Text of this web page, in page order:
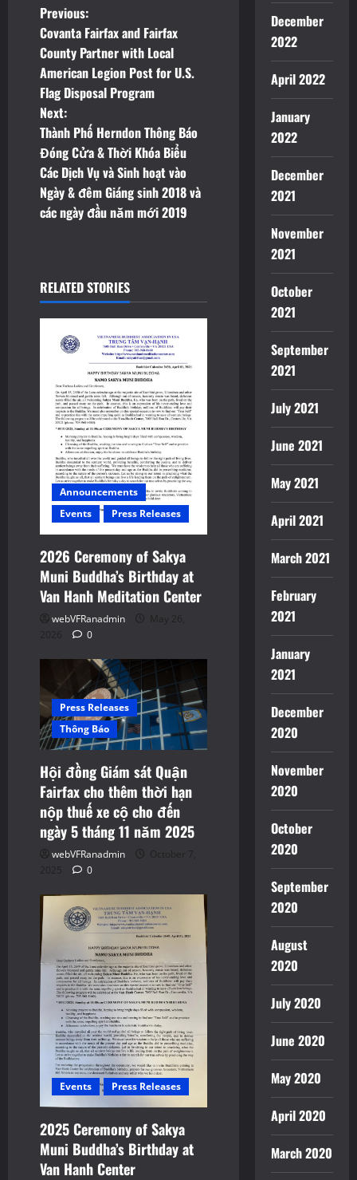
P
o
s
t
n
a
v
g
a
Previous:
Covanta Fairfax and Fairfax
County Partner with Local
American Legion Post for U.S.
Flag Disposal Program
Next:
Thành Phố Herndon Thông Báo
Đóng Cửa & Thời Khóa Biểu
Các Dịch Vụ và Sinh hoạt vào
Ngày & đêm Giáng sinh 2018 và
các ngày đầu năm mới 2019
RELATED STORIES
Announcements
Events
Press Releases
2026 Ceremony of Sakya
Muni Buddha’s Birthday at
Van Hanh Meditation Center
webVFRanadmin
May 26,
2026
0
Press Releases
Thông Báo
Hội đồng Giám sát Quận
Fairfax cho thêm thời hạn
nộp thuế xe cộ cho đến
ngày 5 tháng 11 năm 2025
webVFRanadmin
October 7,
2025
0
Events Press Releases
2025 Ceremony of Sakya
Muni Buddha’s Birthday at
Van Hanh Center
December
2022
April 2022
January
2022
December
2021
November
2021
October
2021
September
2021
July 2021
June 2021
May 2021
April 2021
March 2021
February
2021
January
2021
December
2020
November
2020
October
2020
September
2020
August
2020
July 2020
June 2020
May 2020
April 2020
March 2020